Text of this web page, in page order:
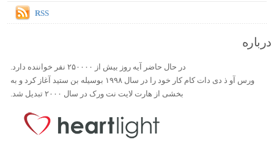
RSS
درباره
در حال حاضر آیه روز بیش از ۲۵۰۰۰۰ نفر خواننده دارد.
ورس آو ذ دی دات کام کار خود را در سال ۱۹۹۸ بوسیله بن ستید آغاز کرد و به
بخشی از هارت لایت نت ورک در سال ۲۰۰۰ تبدیل شد.